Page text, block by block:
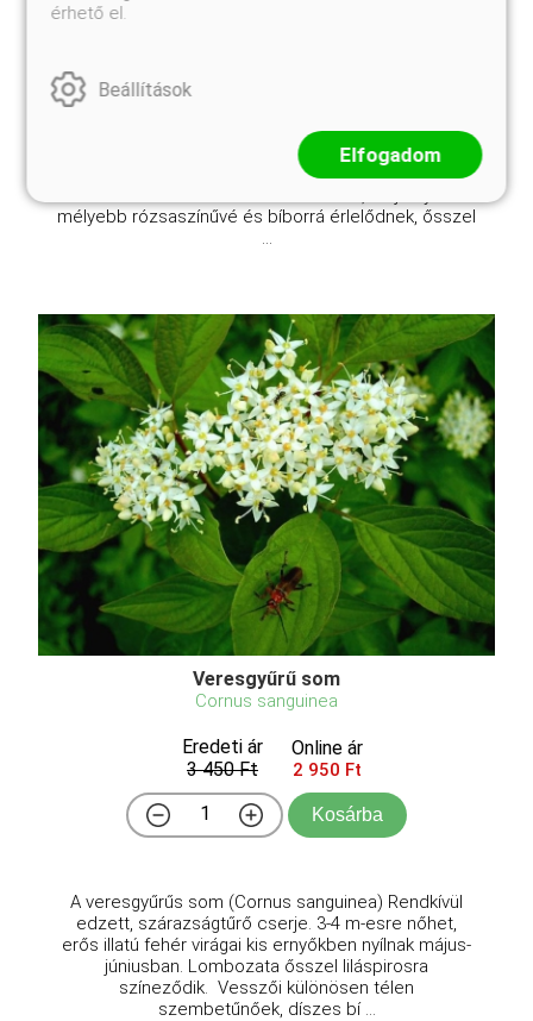
A 'Rose Glow' fajta egy felálló, kompakt növekedésű
lombhullató cserje, amely 1,2-1,5 méter magasra és
1-1,2 méter szélesre nő meg. Levelei tavasszal
mélyebb rózsaszínűvé és bíborrá érlelődnek, ősszel
...
Veresgyűrű som
Cornus sanguinea
Eredeti ár
3 450 Ft
Online ár
2 950 Ft
Kosárba
A veresgyűrűs som (Cornus sanguinea) Rendkívül
edzett, szárazságtűrő cserje. 3-4 m-esre nőhet,
erős illatú fehér virágai kis ernyőkben nyílnak május-
júniusban. Lombozata ősszel liláspirosra
színeződik. Vesszői különösen télen
szembetűnőek, díszes bí ...
érhető el.
Beállítások
Elfogadom